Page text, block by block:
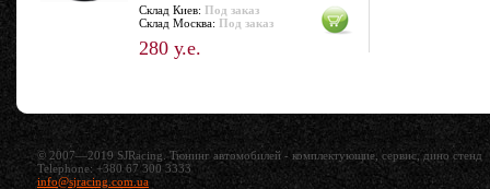
Склад Киев: Под заказ
Склад Москва: Под заказ
280 у.е.
© 2007—2019 SJRacing. Тюнинг автомобилей - комплектующие, сервис, дино стенд
Telephone: +380 67 300 3333
info@sjracing.com.ua